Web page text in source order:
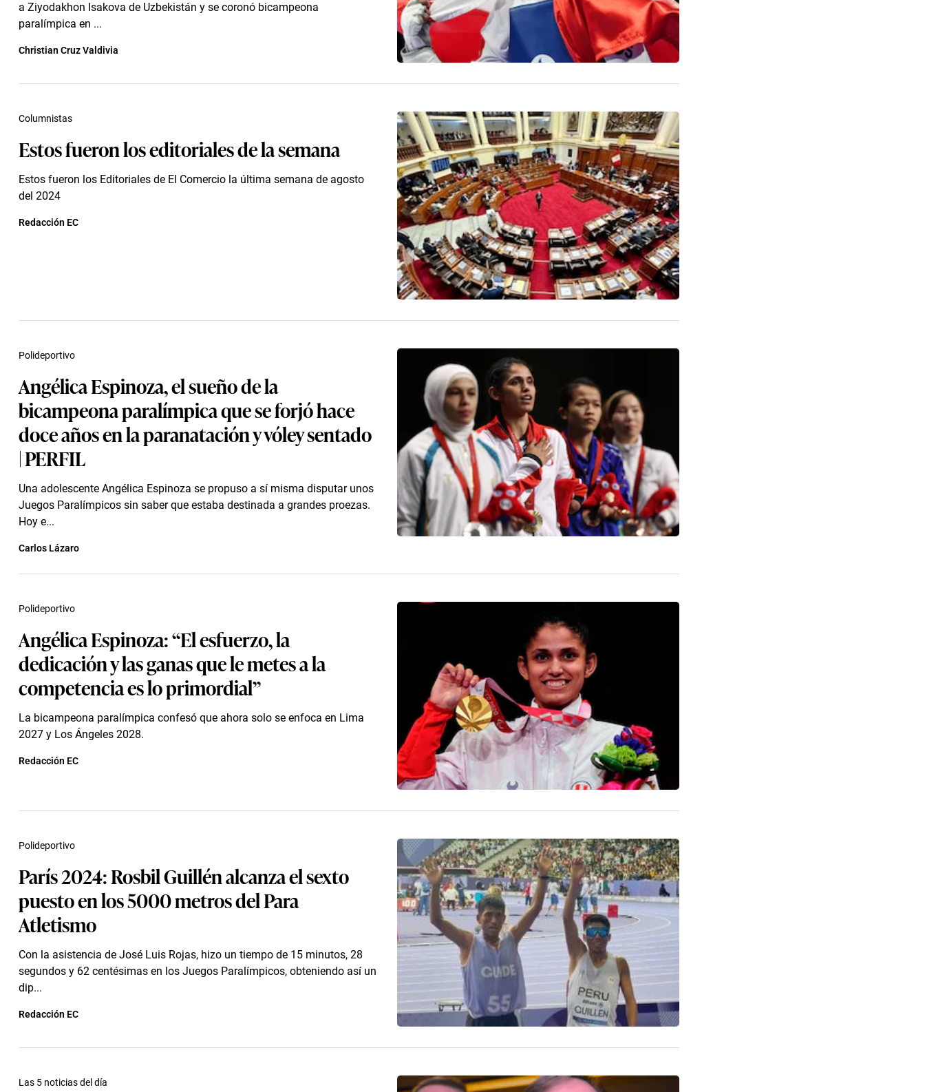
a Ziyodakhon Isakova de Uzbekistán y se coronó bicampeona
paralímpica en ...
Christian Cruz Valdivia
Estos fueron los editoriales de la semana
Estos fueron los Editoriales de El Comercio la última semana de agosto
del 2024
Columnistas
Redacción EC
Angélica Espinoza, el sueño de la
bicampeona paralímpica que se forjó hace
doce años en la paranatación y vóley sentado
| PERFIL
Una adolescente Angélica Espinoza se propuso a sí misma disputar unos
Juegos Paralímpicos sin saber que estaba destinada a grandes proezas.
Hoy e...
Polideportivo
Carlos Lázaro
Angélica Espinoza: “El esfuerzo, la
dedicación y las ganas que le metes a la
competencia es lo primordial”
La bicampeona paralímpica confesó que ahora solo se enfoca en Lima
2027 y Los Ángeles 2028.
Polideportivo
Redacción EC
París 2024: Rosbil Guillén alcanza el sexto
puesto en los 5000 metros del Para
Atletismo
Con la asistencia de José Luis Rojas, hizo un tiempo de 15 minutos, 28
segundos y 62 centésimas en los Juegos Paralímpicos, obteniendo así un
dip...
Polideportivo
Redacción EC
Las 5 noticias del día